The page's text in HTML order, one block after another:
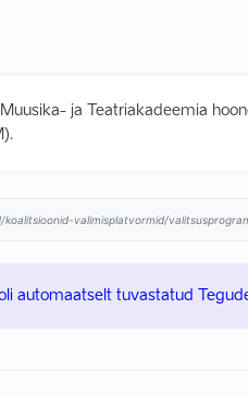
ja Teatriakadeemia
valimisplatvormid/
automaatselt tuvastatud